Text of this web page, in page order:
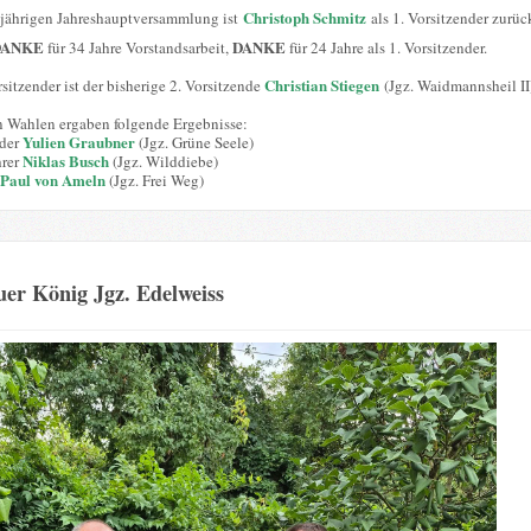
Jahreshauptversammlung ist Christoph Schmitzals 1. Vorsitzender
für 34 Jahre Vorstandsarbeit, DANKEfür 24 Jahre als 1. Vorsitzender.
ist der bisherige 2. Vorsitzende Christian Stiegen (Jgz. Waidmannsheil
Wahlen ergaben folgende Ergebnisse:
Yulien Graubner(Jgz. Grüne Seele)
Niklas Busch(Jgz. Wilddiebe)
Paul von Ameln(Jgz. Frei Weg)
König Jgz. Edelweiss